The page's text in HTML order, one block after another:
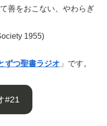
善をおこない、やわらぎ
1955)
ずつ聖書ラジオ 」です。
#21